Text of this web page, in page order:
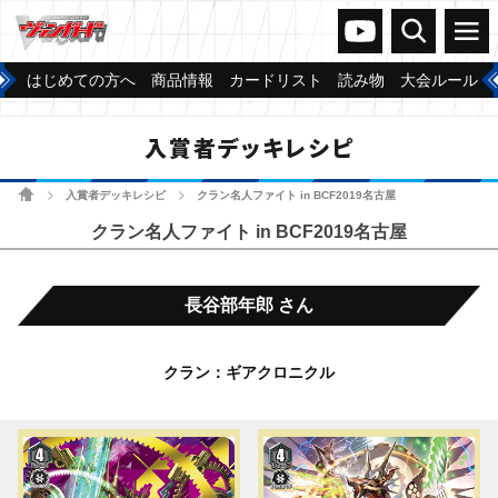
ヴァンガードch
検索 メニュー
はじめての方へ 商品情報 カードリスト 読み物 大会ルール
入賞者デッキレシピ
ホーム 入賞者デッキレシピ クラン名人ファイト in BCF2019名古屋
クラン名人ファイト in BCF2019名古屋
長谷部年郎 さん
クラン：ギアクロニクル